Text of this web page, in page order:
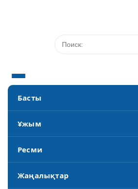
Басты
Ұжым
Ресми
Жаңалықтар